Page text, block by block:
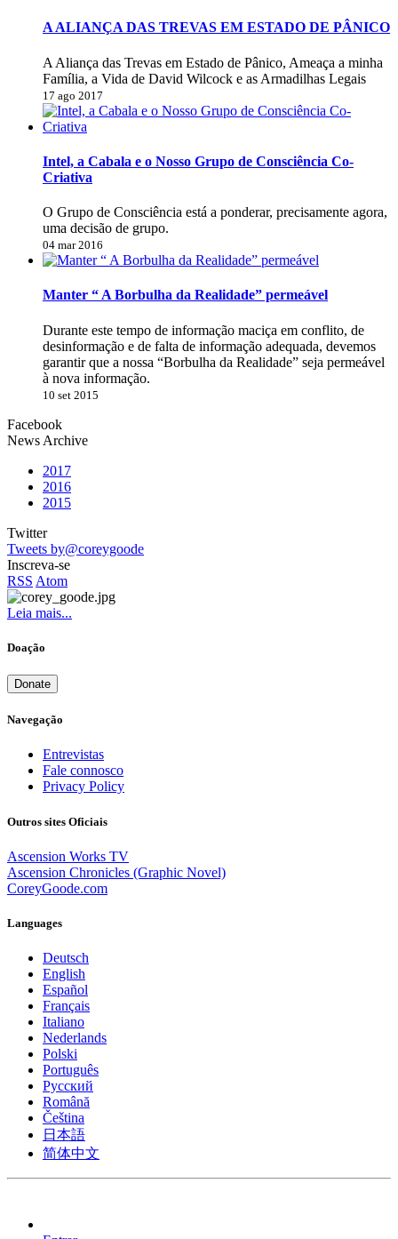
A ALIANÇA DAS TREVAS EM ESTADO DE PÂNICO
A Aliança das Trevas em Estado de Pânico, Ameaça a minha
Família, a Vida de David Wilcock e as Armadilhas Legais
17 ago 2017
Intel, a Cabala e o Nosso Grupo de Consciência Co-
Criativa
O Grupo de Consciência está a ponderar, precisamente agora,
uma decisão de grupo.
04 mar 2016
Manter “ A Borbulha da Realidade” permeável
Durante este tempo de informação maciça em conflito, de
desinformação e de falta de informação adequada, devemos
garantir que a nossa “Borbulha da Realidade” seja permeável
à nova informação.
10 set 2015
Facebook
News Archive
2017
2016
2015
Twitter
Tweets by@coreygoode
Inscreva-se
RSS Atom
Leia mais...
Doação
Donate
Navegação
Entrevistas
Fale connosco
Privacy Policy
Outros sites Oficiais
Ascension Works TV
Ascension Chronicles (Graphic Novel)
CoreyGoode.com
Languages
Deutsch
English
Español
Français
Italiano
Nederlands
Polski
Português
Pусский
Română
Čeština
日本語
简体中文